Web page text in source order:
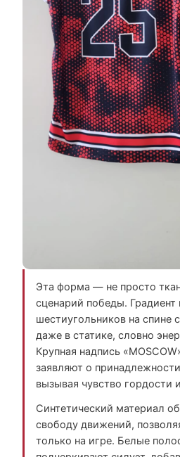
Эта форма — не просто
сценарий победы. Градиент
шестиугольников на спине
даже в статике, словно
Крупная надпись
заявляют о
вызывая чувство гордости
Синтетический материал
свободу движений,
только на игре. Белые